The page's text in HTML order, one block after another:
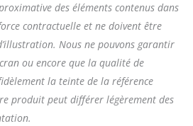
des éléments contenus dans
contractuelle et ne doivent être
Nous ne pouvons garantir
ou encore que la qualité de
la teinte de la référence
produit peut différer légèrement des